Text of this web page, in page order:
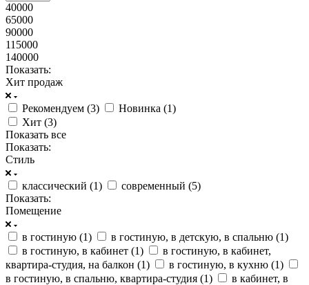
40000
65000
90000
115000
140000
Показать:
Хит продаж
Рекомендуем (3) Новинка (1)
Хит (3)
Показать все
Показать:
Стиль
классический (1) современный (5)
Показать:
Помещение
в гостиную (1) в гостиную, в детскую, в спальню (1)
в гостиную, в кабинет (1)
в гостиную, в кабинет,
квартира-студия, на балкон (1) в гостиную, в кухню (1)
в гостиную, в спальню, квартира-студия (1)
в кабинет, в